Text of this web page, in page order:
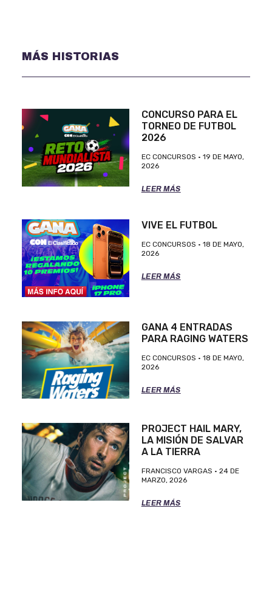
MÁS HISTORIAS
CONCURSO PARA EL
TORNEO DE FUTBOL
2026
EC CONCURSOS
19 DE MAYO,
2026
LEER MÁS
VIVE EL FUTBOL
EC CONCURSOS
18 DE MAYO,
2026
LEER MÁS
GANA 4 ENTRADAS
PARA RAGING WATERS
EC CONCURSOS
18 DE MAYO,
2026
LEER MÁS
PROJECT HAIL MARY,
LA MISIÓN DE SALVAR
A LA TIERRA
FRANCISCO VARGAS
24 DE
MARZO, 2026
LEER MÁS